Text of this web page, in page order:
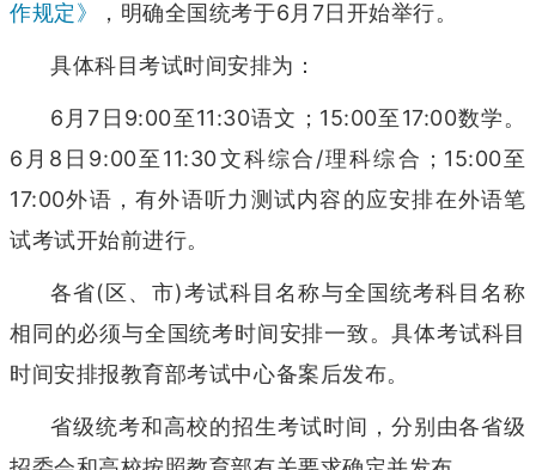
作规定》
，明确全国统考于6月7日开始举行。
具体科目考试时间安排为：
6月7日9:00至11:30语文；15:00至17:00数学。
6月8日9:00至11:30文科综合/理科综合；15:00至
17:00外语，有外语听力测试内容的应安排在外语笔
试考试开始前进行。
各省(区、市)考试科目名称与全国统考科目名称
相同的必须与全国统考时间安排一致。具体考试科目
时间安排报教育部考试中心备案后发布。
省级统考和高校的招生考试时间，分别由各省级